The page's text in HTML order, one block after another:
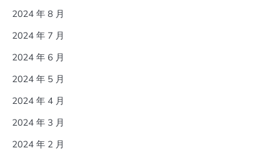
2024 年 8 月
2024 年 7 月
2024 年 6 月
2024 年 5 月
2024 年 4 月
2024 年 3 月
2024 年 2 月